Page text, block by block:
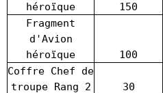
héroïque
150
Fragment
d'Avion
héroïque
100
Coffre Chef de
troupe Rang 2
30